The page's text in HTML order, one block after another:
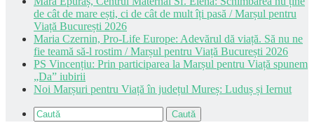
de cât de mare ești, ci de cât de mult îți pasă / Marșul pentru
Viață București 2026
Maria Czernin, Pro-Life Europe: Adevărul dă viață. Să nu ne
fie teamă să-l rostim / Marșul pentru Viață București 2026
PS Vincențiu: Prin participarea la Marșul pentru Viață spunem
„Da” iubirii
Noi Marșuri pentru Viață în județul Mureș: Luduș și Iernut
Caută